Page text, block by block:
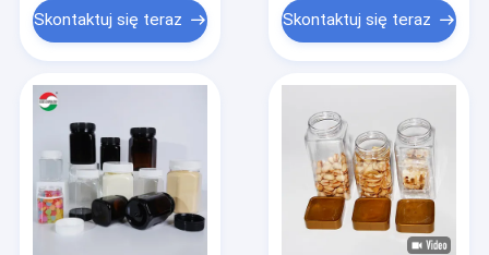
Kompozytowe papierowe puszki
Opakowanie z tuby papierowej
Tin Plate Cans
Puszki do napojów
Skontaktuj się teraz
pakowania
kosmetyków
Skontaktuj się teraz